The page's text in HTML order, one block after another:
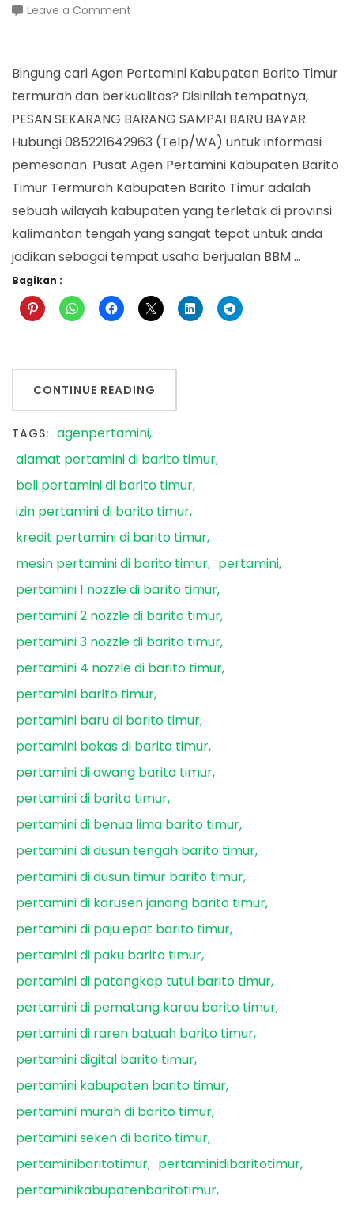
Leave a Comment
Kabupaten
Barito
Timur
Bingung cari Agen Pertamini Kabupaten Barito Timur
termurah dan berkualitas? Disinilah tempatnya,
PESAN SEKARANG BARANG SAMPAI BARU BAYAR.
Hubungi 085221642963 (Telp/WA) untuk informasi
pemesanan. Pusat Agen Pertamini Kabupaten Barito
Timur Termurah Kabupaten Barito Timur adalah
sebuah wilayah kabupaten yang terletak di provinsi
kalimantan tengah yang sangat tepat untuk anda
jadikan sebagai tempat usaha berjualan BBM …
Bagikan :
CONTINUE READING
TAGS: agenpertamini
alamat pertamini di barito timur
beli pertamini di barito timur
izin pertamini di barito timur
kredit pertamini di barito timur
mesin pertamini di barito timur
pertamini
pertamini 1 nozzle di barito timur
pertamini 2 nozzle di barito timur
pertamini 3 nozzle di barito timur
pertamini 4 nozzle di barito timur
pertamini barito timur
pertamini baru di barito timur
pertamini bekas di barito timur
pertamini di awang barito timur
pertamini di barito timur
pertamini di benua lima barito timur
pertamini di dusun tengah barito timur
pertamini di dusun timur barito timur
pertamini di karusen janang barito timur
pertamini di paju epat barito timur
pertamini di paku barito timur
pertamini di patangkep tutui barito timur
pertamini di pematang karau barito timur
pertamini di raren batuah barito timur
pertamini digital barito timur
pertamini kabupaten barito timur
pertamini murah di barito timur
pertamini seken di barito timur
pertaminibaritotimur
pertaminidibaritotimur
pertaminikabupatenbaritotimur